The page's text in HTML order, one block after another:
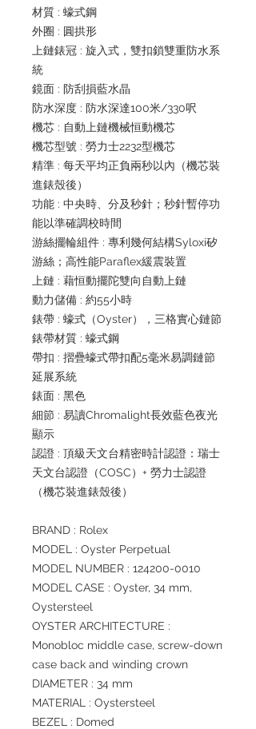
材質 : 蠔式鋼
外圈 : 圓拱形
上鏈錶冠 : 旋入式，雙扣鎖雙重防水系
統
鏡面 : 防刮損藍水晶
防水深度 : 防水深達100米/330呎
機芯 : 自動上鏈機械恒動機芯
機芯型號 : 勞力士2232型機芯
精準 : 每天平均正負兩秒以內（機芯裝
進錶殼後）
功能 : 中央時、分及秒針；秒針暫停功
能以準確調校時間
游絲擺輪組件 : 專利幾何結構Syloxi矽
游絲；高性能Paraflex緩震裝置
上鏈 : 藉恒動擺陀雙向自動上鏈
動力儲備 : 約55小時
錶帶 : 蠔式（Oyster），三格實心鏈節
錶帶材質 : 蠔式鋼
帶扣 : 摺疊蠔式帶扣配5毫米易調鏈節
延展系統
錶面 : 黑色
細節 : 易讀Chromalight長效藍色夜光
顯示
認證 : 頂級天文台精密時計認證：瑞士
天文台認證（COSC）+ 勞力士認證
（機芯裝進錶殼後）
BRAND : Rolex
MODEL : Oyster Perpetual
MODEL NUMBER : 124200-0010
MODEL CASE : Oyster, 34 mm,
Oystersteel
OYSTER ARCHITECTURE :
Monobloc middle case, screw-down
case back and winding crown
DIAMETER : 34 mm
MATERIAL : Oystersteel
BEZEL : Domed